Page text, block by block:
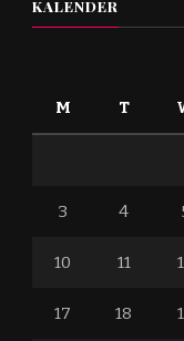
KALENDER
M T
3 4
10 11
17 18